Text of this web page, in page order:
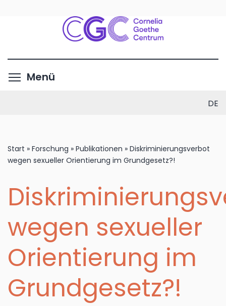
Inhalt
Menü
DE
Start » Forschung » Publikationen » Diskriminierungsverbot
wegen sexueller Orientierung im Grundgesetz?!
wegen sexueller
Orientierung im
Grundgesetz?!